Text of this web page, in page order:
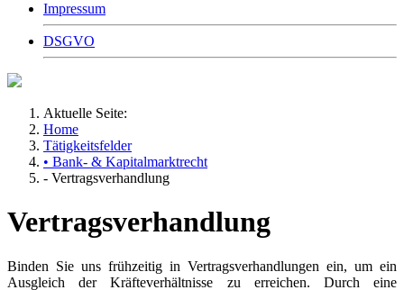
Impressum
DSGVO
Aktuelle Seite:
Home
Tätigkeitsfelder
• Bank- & Kapitalmarktrecht
- Vertragsverhandlung
Vertragsverhandlung
Binden Sie uns frühzeitig in Vertragsverhandlungen ein, um ein
Ausgleich der Kräfteverhältnisse zu erreichen. Durch eine